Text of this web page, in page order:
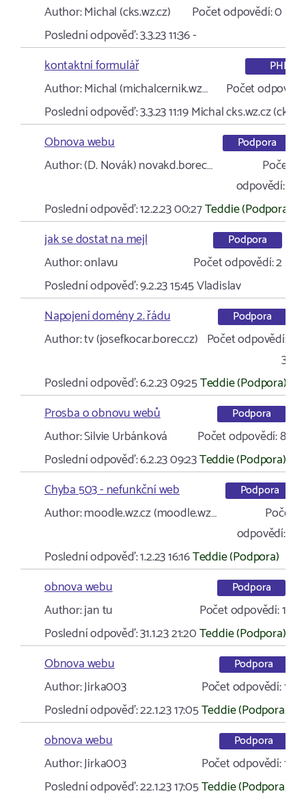
Author:Michal (cks.wz.cz) Počet odpovědí:0
Poslední odpověď:3.3.23 11:36-
kontaktní formulář
PHP
Author:Michal (michalcernik.wz…
Počet odpovědí:
Poslední odpověď:3.3.23 11:19Michal cks.wz.cz
Obnova webu
Podpora
Author:(D. Novák) novakd.borec…
Počet
odpovědí:1
Poslední odpověď:12.2.23 00:27Teddie (Podpora)
jak se dostat na mejl
Podpora
Author:onlavu Počet odpovědí:2
Poslední odpověď:9.2.23 15:45Vladislav
Napojení domény 2. řádu
Podpora
Author:tv (josefkocar.borec.cz) Počet odpovědí:
3
Poslední odpověď:6.2.23 09:25Teddie (Podpora)
Prosba o obnovu webů
Podpora
Author:Silvie Urbánková Počet odpovědí:8
Poslední odpověď:6.2.23 09:23Teddie (Podpora)
Chyba 503 - nefunkční web
Podpora
Author:moodle.wz.cz (moodle.wz…
Počet
odpovědí:6
Poslední odpověď:1.2.23 16:16Teddie (Podpora)
obnova webu
Podpora
Author:jan tu Počet odpovědí:1
Poslední odpověď:31.1.23 21:20Teddie (Podpora)
Obnova webu
Podpora
Author:Jirka003 Počet odpovědí:1
Poslední odpověď:22.1.23 17:05Teddie (Podpora)
obnova webu
Podpora
Author:Jirka003 Počet odpovědí:1
Poslední odpověď:22.1.23 17:05Teddie (Podpora)